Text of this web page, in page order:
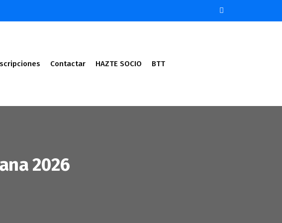
Contactar HAZTE SOCIO BTT
2026